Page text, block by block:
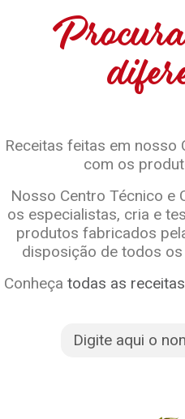
Receitas feitas em nosso
com os
Nosso Centro Técnico e
os especialistas, cria e
produtos fabricados
disposição de todos
Conheça todas as receitas